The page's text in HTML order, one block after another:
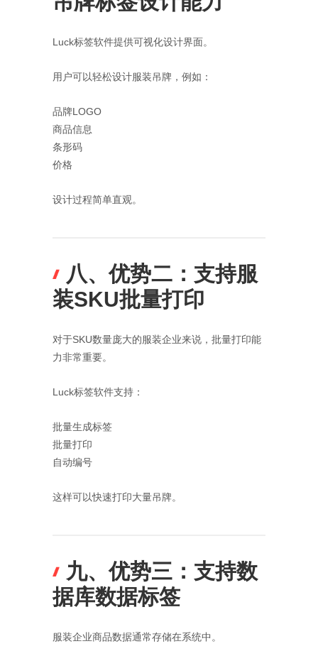
Luck标签软件提供可视化设计界面。
用户可以轻松设计服装吊牌，例如：
品牌LOGO
商品信息
条形码
价格
设计过程简单直观。
八、优势二：支持服
装SKU批量打印
对于SKU数量庞大的服装企业来说，批量打印能
力非常重要。
Luck标签软件支持：
批量生成标签
批量打印
自动编号
这样可以快速打印大量吊牌。
九、优势三：支持数
据库数据标签
服装企业商品数据通常存储在系统中。